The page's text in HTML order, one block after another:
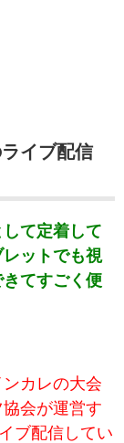
イブ配信
て定着して
ットでも視
てすごく便
カレの大会
会が運営す
ブ配信してい